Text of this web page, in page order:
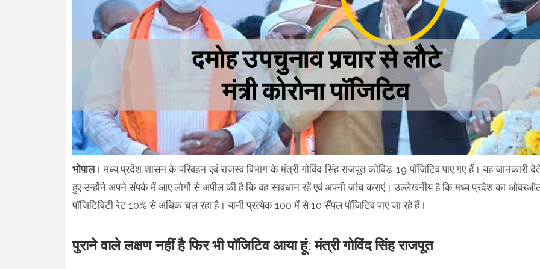
भोपाल। मध्य प्रदेश शासन के परिवहन एवं राजस्व विभाग के मंत्री गोविंद सिंह राजपूत कोविड-19 पॉजिटिव पाए गए हैं। यह जानकारी
हुए उन्होंने अपने संपर्क में आए लोगों से अपील की है कि वह सावधान रहें एवं अपनी जांच कराएं। उल्लेखनीय है कि मध्य प्रदेश का
पॉजिटिविटी रेट 10% से अधिक चल रहा है। यानी प्रत्येक 100 में से 10 सैंपल पॉजिटिव पाए जा रहे हैं।
पुराने वाले लक्षण नहीं है फिर भी पॉजिटिव आया हूं: मंत्री गोविंद सिंह राजपूत